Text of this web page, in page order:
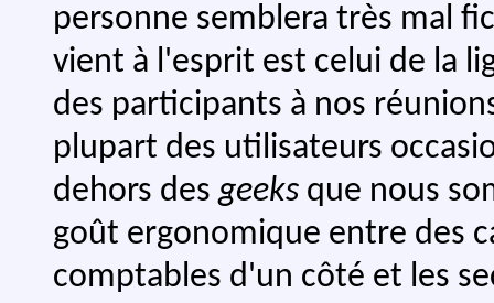
personne semblera très mal
vient à l'esprit est celui de la
des participants à nos
plupart des utilisateurs
dehors desgeeks que nous
goût ergonomique entre des
comptables d'un côté et les